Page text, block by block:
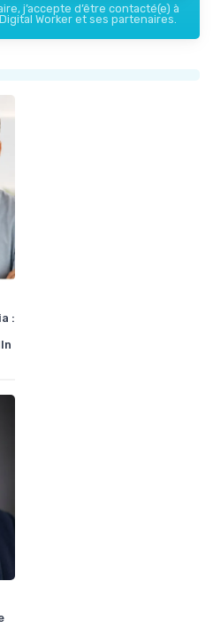
j’accepte d’être contacté(e) à
Worker et ses partenaires.
: